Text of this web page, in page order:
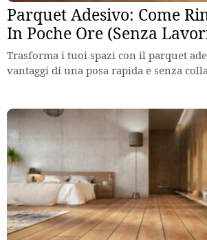
Parquet Adesivo: Come
In Poche Ore (Senza
Trasforma i tuoi spazi con il parquet
vantaggi di una posa rapida e senza